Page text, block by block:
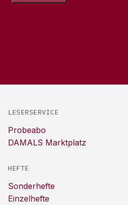
LESERSERVICE
Probeabo
DAMALS Marktplatz
HEFTE
Sonderhefte
Einzelhefte